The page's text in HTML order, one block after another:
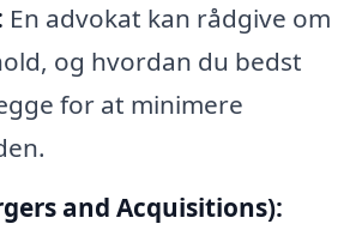
En advokat kan rådgive om
og hvordan du bedst
for at minimere
and Acquisitions):